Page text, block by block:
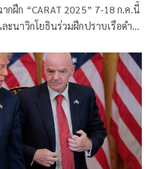
กฝึก “CARAT 2025” 7-18 ก.ค.นี้
ะนาวิกโยธินร่วมฝึกปราบเรือดำ